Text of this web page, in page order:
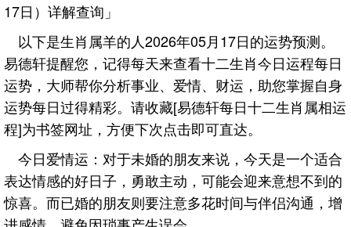
17日）详解查询」
以下是生肖属羊的人2026年05月17日的运势预测。
易德轩提醒您，记得每天来查看十二生肖今日运程每日
运势，大师帮你分析事业、爱情、财运，助您掌握自身
运势每日过得精彩。请收藏[易德轩每日十二生肖属相运
程]为书签网址，方便下次点击即可直达。
今日爱情运：对于未婚的朋友来说，今天是一个适合
表达情感的好日子，勇敢主动，可能会迎来意想不到的
惊喜。而已婚的朋友则要注意多花时间与伴侣沟通，增